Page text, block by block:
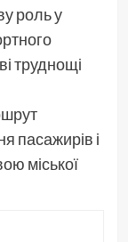
роль у
труднощі
пасажирів і
міської